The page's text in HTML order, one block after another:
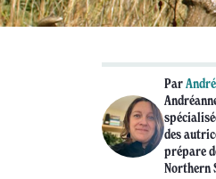
Par
des
prépare
Northern